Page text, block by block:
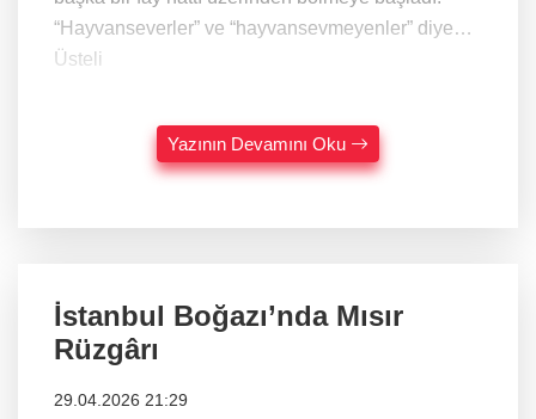
“Hayvanseverler” ve “hayvansevmeyenler” diye…
Üsteli
Yazının Devamını Oku
İstanbul Boğazı’nda Mısır
Rüzgârı
29.04.2026 21:29